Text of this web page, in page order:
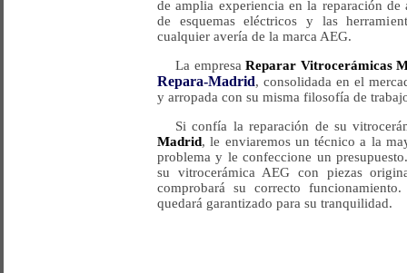
de amplia experiencia en la reparación
de esquemas eléctricos y las
cualquier avería de la marca AEG.
La empresaReparar Vitrocerámicas
Repara-Madrid, consolidada en el
y arropada con su misma filosofía de
Si confía la reparación de su
Madrid, le enviaremos un técnico a la
problema y le confeccione un
su vitrocerámica AEG con piezas
comprobará su correcto
quedará garantizado para su tranquilidad.